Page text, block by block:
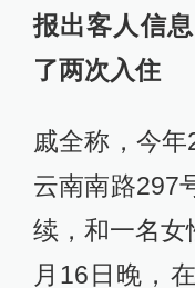
报出客人信
了两次入住
戚全称，今
云南南路297
续，和一名
月16日晚，